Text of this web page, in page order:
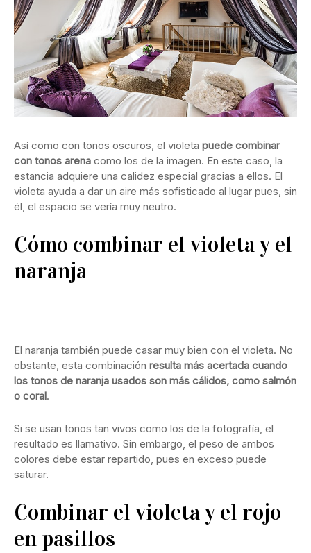
Así como con tonos oscuros, el violeta puede combinar
con tonos arena como los de la imagen. En este caso, la
estancia adquiere una calidez especial gracias a ellos. El
violeta ayuda a dar un aire más sofisticado al lugar pues, sin
él, el espacio se vería muy neutro.
Cómo combinar el violeta y el
naranja
El naranja también puede casar muy bien con el violeta. No
obstante, esta combinación resulta más acertada cuando
los tonos de naranja usados son más cálidos, como salmón
o coral.
Si se usan tonos tan vivos como los de la fotografía, el
resultado es llamativo. Sin embargo, el peso de ambos
colores debe estar repartido, pues en exceso puede
saturar.
Combinar el violeta y el rojo
en pasillos